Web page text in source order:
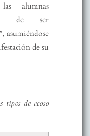
alumnas
de ser
asumiéndose
de su
tipos de acoso